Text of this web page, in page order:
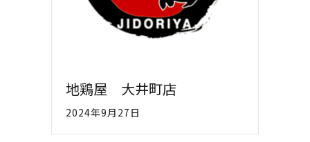
地鶏屋 大井町店
2024年9月27日